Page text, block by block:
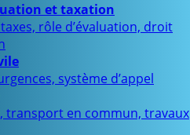
et taxation
rôle d’évaluation, droit
système d’appel
transport en commun, travaux